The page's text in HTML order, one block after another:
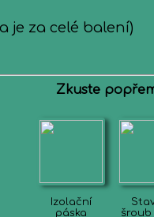
je za celé balení)
Zkuste
Izolační
páska
šroub